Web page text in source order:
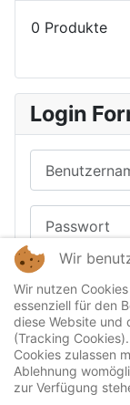
0 Produkte
Login
Wir
Wir nutzen
essenziell für den
diese Website und
(Tracking
Cookies zulassen
Ablehnung
zur Verfügung